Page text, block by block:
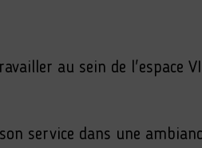
au sein de l'espace
service dans une